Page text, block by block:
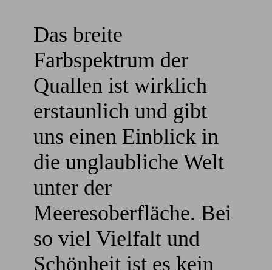
Das breite
Farbspektrum der
Quallen ist wirklich
erstaunlich und gibt
uns einen Einblick in
die unglaubliche Welt
unter der
Meeresoberfläche. Bei
so viel Vielfalt und
Schönheit ist es kein